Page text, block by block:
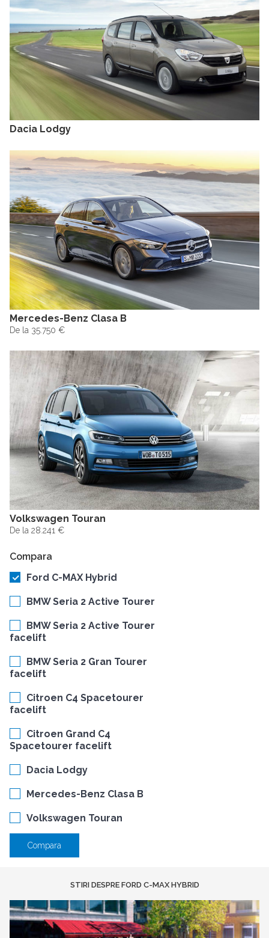
Dacia Lodgy
Mercedes-Benz Clasa B
De la 35.750 €
Volkswagen Touran
De la 28.241 €
Compara
Ford C-MAX Hybrid
BMW Seria 2 Active Tourer
BMW Seria 2 Active Tourer
facelift
BMW Seria 2 Gran Tourer
facelift
Citroen C4 Spacetourer
facelift
Citroen Grand C4
Spacetourer facelift
Dacia Lodgy
Mercedes-Benz Clasa B
Volkswagen Touran
Compara
STIRI DESPRE FORD C-MAX HYBRID